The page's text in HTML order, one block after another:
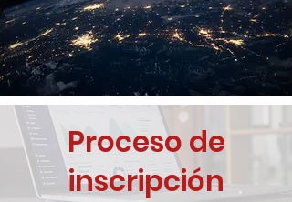
Proceso de
inscripción